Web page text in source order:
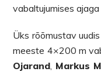
vabaltujumises ajaga
Üks rõõmustav
meeste 4×200 m
Ojarand, Markus